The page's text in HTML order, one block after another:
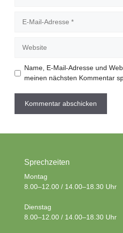
Mail-
Name, E-Mail-Adresse und
meinen nächsten Kommentar
Sprechzeiten
Montag
8.00–12.00 / 14.00–18.30 Uhr
Dienstag
8.00–12.00 / 14.00–18.30 Uhr